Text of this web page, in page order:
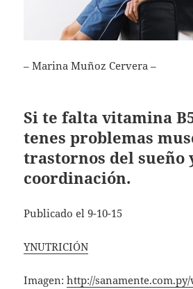
– Marina Muñoz Cervera –
Si te falta vitamina
tenes problemas
trastornos del sueño
coordinación.
Publicado el 9-10-15
YNUTRICIÓN
Imagen:http://